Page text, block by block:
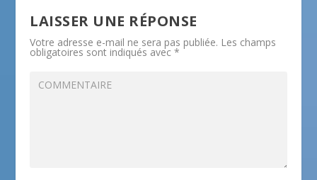
LAISSER UNE RÉPONSE
Votre adresse e-mail ne sera pas publiée. Les champs
obligatoires sont indiqués avec*